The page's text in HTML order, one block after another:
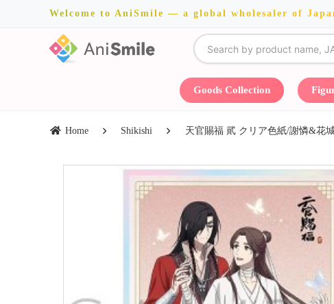
Welcome to AniSmile — a global wholesaler of
Goods Collection
Home Shikishi 天官賜福 貮 クリア色紙/謝憐&花